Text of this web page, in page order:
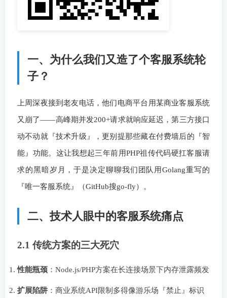
一、为什么我们又造了个客服系统轮
子？
上周深夜接到老友电话，他们电商平台用某商业客服系统
又崩了——高峰期并发200+请求就响应延迟，第三方接口
动不动就『技术升级』，更别提那些藏在付费墙后的『智
能』功能。这让我想起三年前用PHP祖传代码硬扛客服请
求的黑暗岁月，于是决定聊聊我们团队用Golang重写的
『唯一客服系统』（GitHub搜go-fly）。
二、技术人眼中的客服系统痛点
2.1 传统方案的三大死穴
性能瓶颈 ：Node.js/PHP方案在长连接场景下内存泄露频发
扩展陷阱 ：商业系统API限制多得像游乐场『禁止』标识